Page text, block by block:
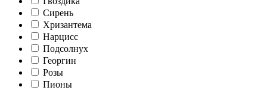
Сирень
Хризантема
Нарцисс
Подсолнух
Георгин
Розы
Пионы